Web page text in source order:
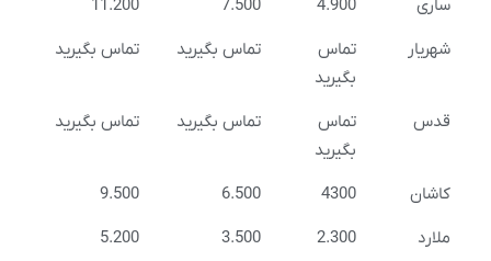
ساری 4.900
7.500
11.200
شهریار
تماس
بگیرید
تماس بگیرید تماس بگیرید
قدس
تماس
بگیرید
تماس بگیرید تماس بگیرید
کاشان 4300
6.500
9.500
ملارد
2.300
3.500
5.200